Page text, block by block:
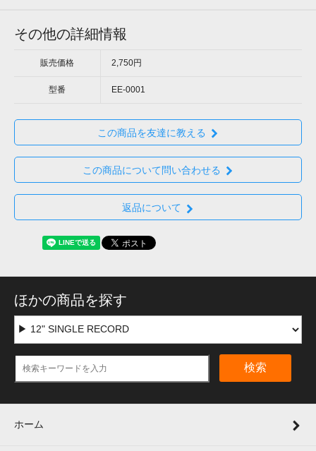
その他の詳細情報
販売価格 2,750円
型番 EE-0001
この商品を友達に教える
この商品について問い合わせる
返品について
ほかの商品を探す
検索
ホーム